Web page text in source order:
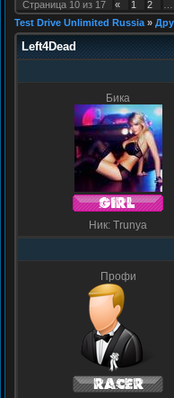
Страница 10 из 17 « 1 2
Test Drive Unlimited Russia »
Left4Dead
Бика
Ник: Trunya
Профи